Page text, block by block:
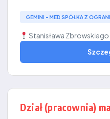
GEMINI - MED SPÓŁKA Z
Stanisława
Dział (pracownia)